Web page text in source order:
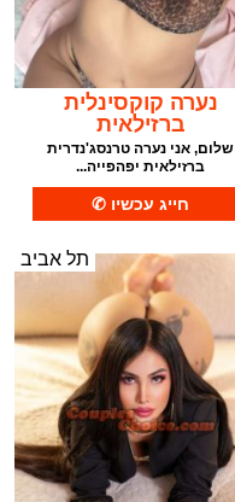
נערה קוקסינלית
ברזילאית
שלום, אני נערה טרנסג'נדרית
ברזילאית יפהפייה...
תל אביב